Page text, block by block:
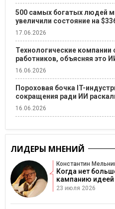
500 самых богатых людей
увеличили состояние на
17.06.2026
Технологические компании
работников, объясняя это
16.06.2026
Пороховая бочка IT-
сокращения ради ИИ
16.06.2026
ЛИДЕРЫ МНЕНИЙ
Константин
Когда нет
кампанию идеей
23 июля 2026